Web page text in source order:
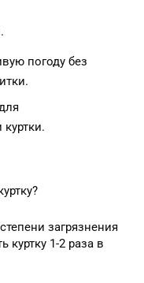
погоду без
загрязнения
куртку 1-2 раза в